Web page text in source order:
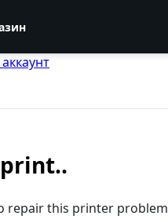
repair this printer problem